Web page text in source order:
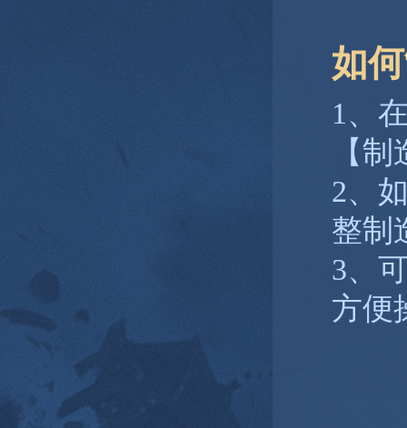
如
1、
【
2、
整制
3、
方便